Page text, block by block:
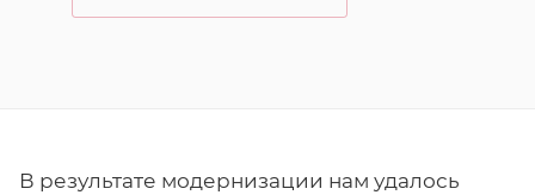
В результате модернизации нам удалось